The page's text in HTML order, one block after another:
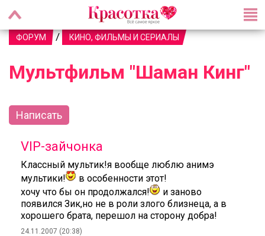
ФОРУМ / КИНО, ФИЛЬМЫ И СЕРИАЛЫ
Мультфильм "Шаман Кинг"
Написать
VIP-зайчонка
Классный мультик!я вообще люблю анимэ
мультики!
в особенности этот!
хочу что бы он продолжался!
и заново
появился Зик,но не в роли злого близнеца, а в
хорошего брата, перешол на сторону добра!
24.11.2007 (20:38)